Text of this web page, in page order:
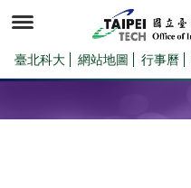
到
主
內
容
臺北科大 網站地圖 行事曆